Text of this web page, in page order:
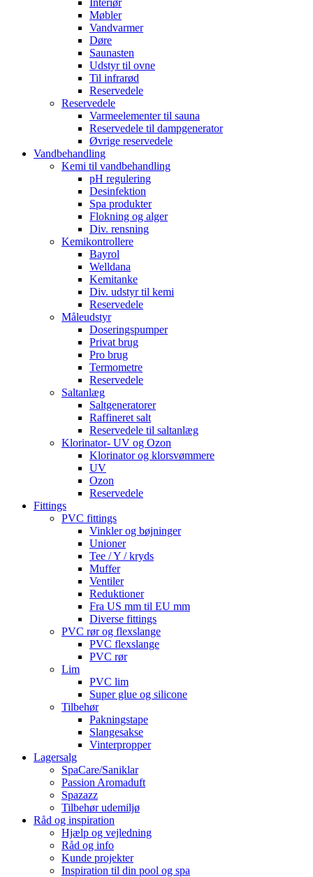
Interiør
Møbler
Vandvarmer
Døre
Saunasten
Udstyr til ovne
Til infrarød
Reservedele
Reservedele
Varmeelementer til sauna
Reservedele til dampgenerator
Øvrige reservedele
Vandbehandling
Kemi til vandbehandling
pH regulering
Desinfektion
Spa produkter
Flokning og alger
Div. rensning
Kemikontrollere
Bayrol
Welldana
Kemitanke
Div. udstyr til kemi
Reservedele
Måleudstyr
Doseringspumper
Privat brug
Pro brug
Termometre
Reservedele
Saltanlæg
Saltgeneratorer
Raffineret salt
Reservedele til saltanlæg
Klorinator- UV og Ozon
Klorinator og klorsvømmere
UV
Ozon
Reservedele
Fittings
PVC fittings
Vinkler og bøjninger
Unioner
Tee / Y / kryds
Muffer
Ventiler
Reduktioner
Fra US mm til EU mm
Diverse fittings
PVC rør og flexslange
PVC flexslange
PVC rør
Lim
PVC lim
Super glue og silicone
Tilbehør
Pakningstape
Slangesakse
Vinterpropper
Lagersalg
SpaCare/Saniklar
Passion Aromaduft
Spazazz
Tilbehør udemiljø
Råd og inspiration
Hjælp og vejledning
Råd og info
Kunde projekter
Inspiration til din pool og spa